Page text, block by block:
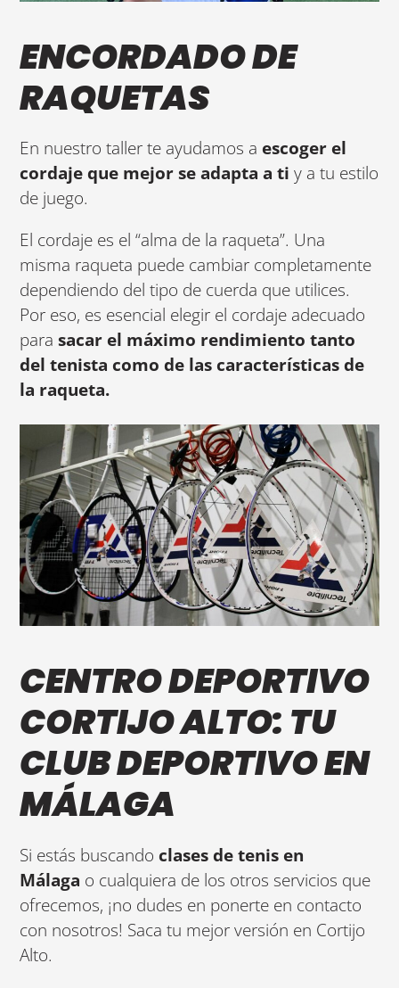
ENCORDADO DE
RAQUETAS
En nuestro taller te ayudamos a escoger el
cordaje que mejor se adapta a ti y a tu estilo
de juego.
El cordaje es el “alma de la raqueta”. Una
misma raqueta puede cambiar completamente
dependiendo del tipo de cuerda que utilices.
Por eso, es esencial elegir el cordaje adecuado
para sacar el máximo rendimiento tanto
del tenista como de las características de
la raqueta.
CENTRO DEPORTIVO
CORTIJO ALTO: TU
CLUB DEPORTIVO EN
MÁLAGA
Si estás buscando clases de tenis en
Málaga o cualquiera de los otros servicios que
ofrecemos, ¡no dudes en ponerte en contacto
con nosotros! Saca tu mejor versión en Cortijo
Alto.